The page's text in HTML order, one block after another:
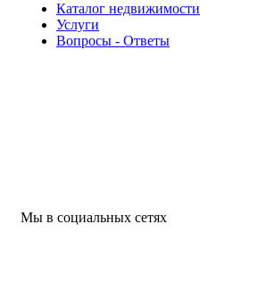
Каталог недвижимости
Услуги
Вопросы - Ответы
Мы в социальных сетях